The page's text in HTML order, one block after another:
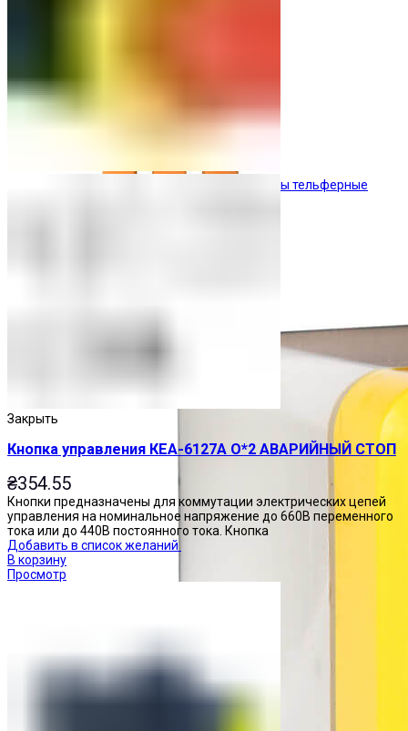
Посты тельферные
Закрыть
Кнопка управления КЕА-6127А О*2 АВАРИЙНЫЙ СТОП
₴354.55
Кнопки предназначены для коммутации электрических цепей
управления на номинальное напряжение до 660В переменного
тока или до 440В постоянного тока. Кнопка
Добавить в список желаний
В корзину
Просмотр